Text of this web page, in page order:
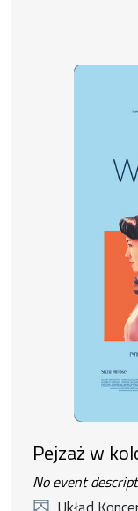
Pejzaż w
No event